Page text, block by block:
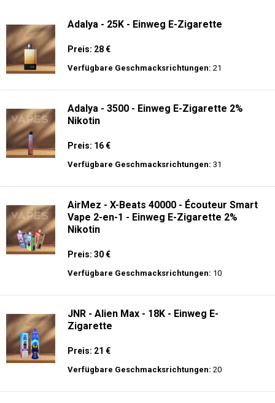
Adalya - 25K - Einweg E-Zigarette
Preis: 28 €
Verfügbare Geschmacksrichtungen: 21
Adalya - 3500 - Einweg E-Zigarette 2%
Nikotin
Preis: 16 €
Verfügbare Geschmacksrichtungen: 31
AirMez - X-Beats 40000 - Écouteur Smart
Vape 2-en-1 - Einweg E-Zigarette 2%
Nikotin
Preis: 30 €
Verfügbare Geschmacksrichtungen: 10
JNR - Alien Max - 18K - Einweg E-
Zigarette
Preis: 21 €
Verfügbare Geschmacksrichtungen: 20